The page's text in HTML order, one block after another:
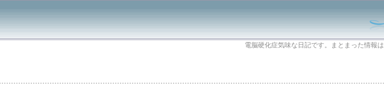
電脳硬化症気味な日記です。まとまった情報は